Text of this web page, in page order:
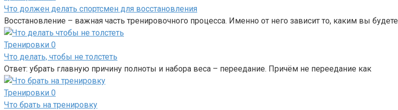
Что должен делать спортсмен для восстановления
Восстановление – важная часть тренировочного процесса. Именно от него зависит то, каким вы будете
Тренировки 0
Что делать, чтобы не толстеть
Ответ: убрать главную причину полноты и набора веса – переедание. Причём не переедание как
Тренировки 0
Что брать на тренировку